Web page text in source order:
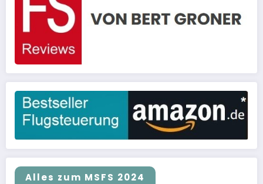
Alles zum MSFS 2024